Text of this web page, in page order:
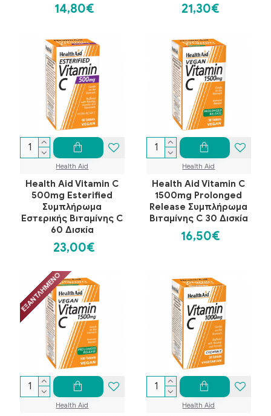
14,80€ 21,30€
Health Aid
Health Aid Vitamin C
500mg Esterified
Συμπλήρωμα
Εστερικής Βιταμίνης C
60 Δισκία
23,00€
Health Aid
Health Aid Vitamin C
1500mg Prolonged
Release Συμπλήρωμα
Βιταμίνης C 30 Δισκία
16,50€
ΕΞΑΝΤΛΗΜΈΝΟ
Health Aid Health Aid